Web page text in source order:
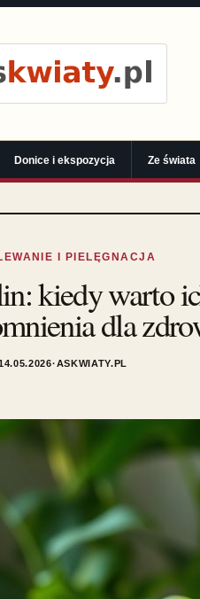
Donice i ekspozycja Ze świata
I PIELĘGNACJA
kiedy warto
dla
·ASKWIATY.PL